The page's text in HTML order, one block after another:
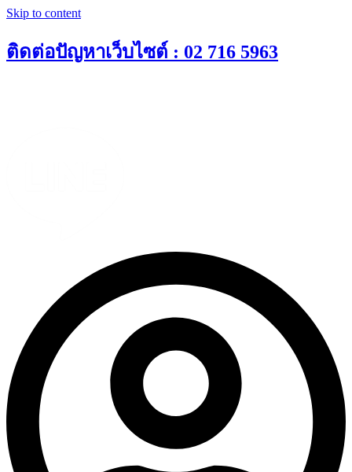
Skip to content
ติดต่อปัญหาเว็บไซต์ : 02 716 5963